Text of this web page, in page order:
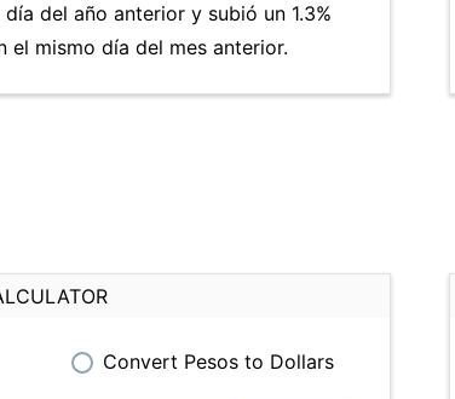
del año anterior y subió un 1.3%
el mismo día del mes anterior.
Convert Pesos to Dollars